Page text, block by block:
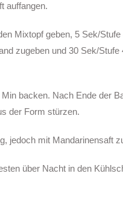
auffangen.
Mixtopf geben, 5 Sek/
zugeben und 30 Sek/
backen. Nach Ende der
der Form stürzen.
jedoch mit Mandarinensaft
über Nacht in den